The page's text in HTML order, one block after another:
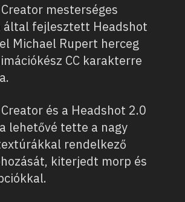
mesterséges
által fejlesztett Headshot
Michael Rupert herceg
CC karakterre
és a Headshot 2.0
lehetővé tette a nagy
rendelkező
kiterjedt morp és